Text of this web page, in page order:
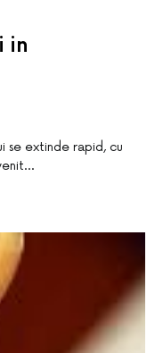
in
se extinde rapid, cu